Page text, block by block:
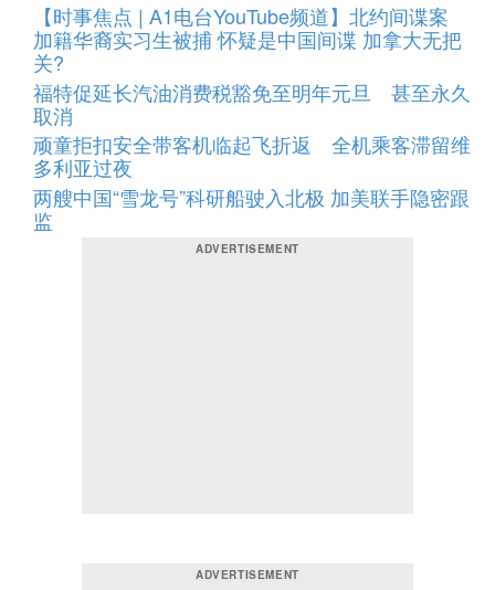
【时事焦点 | A1电台YouTube频道】北约间谍案
加籍华裔实习生被捕 怀疑是中国间谍 加拿大无把
关?
福特促延长汽油消费税豁免至明年元旦 甚至永久
取消
顽童拒扣安全带客机临起飞折返 全机乘客滞留维
多利亚过夜
两艘中国“雪龙号”科研船驶入北极 加美联手隐密跟
监